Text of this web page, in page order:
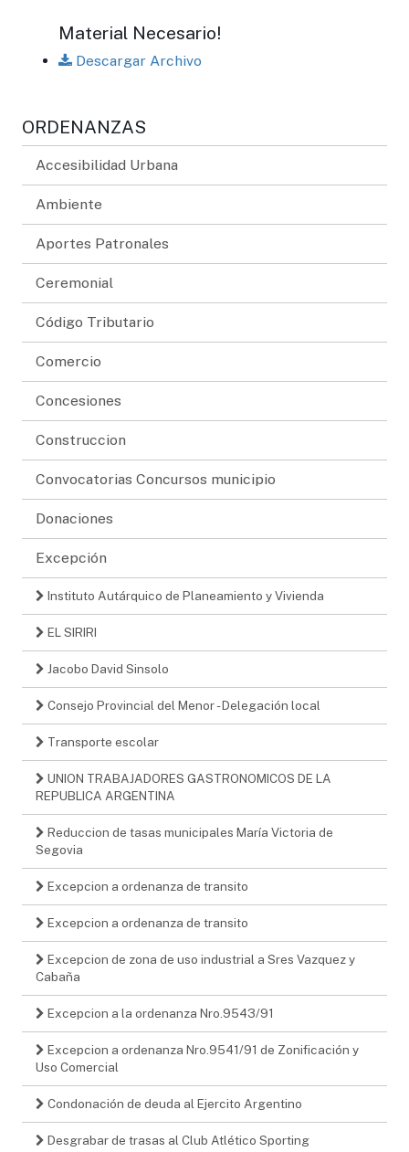
Material Necesario!
Descargar Archivo
ORDENANZAS
Accesibilidad Urbana
Ambiente
Aportes Patronales
Ceremonial
Código Tributario
Comercio
Concesiones
Construccion
Convocatorias Concursos municipio
Donaciones
Excepción
Instituto Autárquico de Planeamiento y Vivienda
EL SIRIRI
Jacobo David Sinsolo
Consejo Provincial del Menor - Delegación local
Transporte escolar
UNION TRABAJADORES GASTRONOMICOS DE LA
REPUBLICA ARGENTINA
Reduccion de tasas municipales María Victoria de
Segovia
Excepcion a ordenanza de transito
Excepcion a ordenanza de transito
Excepcion de zona de uso industrial a Sres Vazquez y
Cabaña
Excepcion a la ordenanza Nro.9543/91
Excepcion a ordenanza Nro.9541/91 de Zonificación y
Uso Comercial
Condonación de deuda al Ejercito Argentino
Desgrabar de trasas al Club Atlético Sporting